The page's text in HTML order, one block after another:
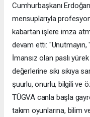
Cumhurbaşkanı
mensuplarıyla
kabartan işlere imza
devam etti:
İmansız olan paslı
değerlerine sıkı sıkıya
şuurlu, onurlu, bilgili ve
TÜGVA canla başla
takım oyunlarına, bilim